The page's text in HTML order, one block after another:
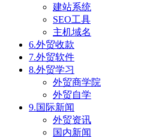
建站系统
SEO工具
主机域名
6.外贸收款
7.外贸软件
8.外贸学习
外贸商学院
外贸自学
9.国际新闻
外贸资讯
国内新闻